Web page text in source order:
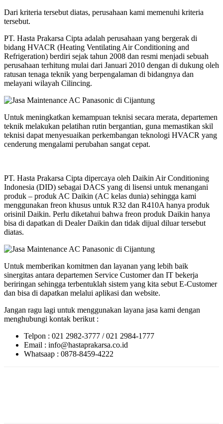
Dari kriteria tersebut diatas, perusahaan kami memenuhi kriteria
tersebut.
PT. Hasta Prakarsa Cipta adalah perusahaan yang bergerak di
bidang HVACR (Heating Ventilating Air Conditioning and
Refrigeration) berdiri sejak tahun 2008 dan resmi menjadi sebuah
perusahaan terhitung mulai dari Januari 2010 dengan di dukung oleh
ratusan tenaga teknik yang berpengalaman di bidangnya dan
melayani wilayah Cilincing.
Untuk meningkatkan kemampuan teknisi secara merata, departemen
teknik melakukan pelatihan rutin bergantian, guna memastikan skil
teknisi dapat menyesuaikan perkembangan teknologi HVACR yang
cenderung mengalami perubahan sangat cepat.
PT. Hasta Prakarsa Cipta dipercaya oleh Daikin Air Conditioning
Indonesia (DID) sebagai DACS yang di lisensi untuk menangani
produk – produk AC Daikin (AC kelas dunia) sehingga kami
menggunakan freon khusus untuk R32 dan R410A hanya produk
orisinil Daikin. Perlu diketahui bahwa freon produk Daikin hanya
bisa di dapatkan di Dealer Daikin dan tidak dijual diluar tersebut
diatas.
Untuk memberikan komitmen dan layanan yang lebih baik
sinergitas antara departemen Service Customer dan IT bekerja
beriringan sehingga terbentuklah sistem yang kita sebut E-Customer
dan bisa di dapatkan melalui aplikasi dan website.
Jangan ragu lagi untuk menggunakan layana jasa kami dengan
menghubungi kontak berikut :
Telpon : 021 2982-3777 / 021 2984-1777
Email : info@hastaprakarsa.co.id
Whatsaap : 0878-8459-4222